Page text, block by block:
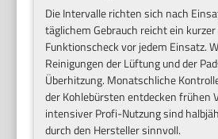
Die Intervalle richten sich nach
täglichem Gebrauch reicht ein
Funktionscheck vor jedem Einsatz.
Reinigungen der Lüftung und der
Überhitzung. Monatschliche
der Kohlebürsten entdecken frühen
intensiver Profi-Nutzung sind
durch den Hersteller sinnvoll.